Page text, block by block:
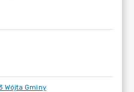
Wójta Gminy